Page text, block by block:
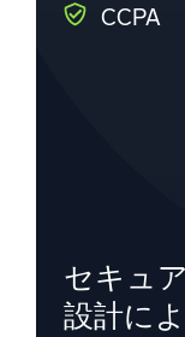
CCPA
セキュア
設計に